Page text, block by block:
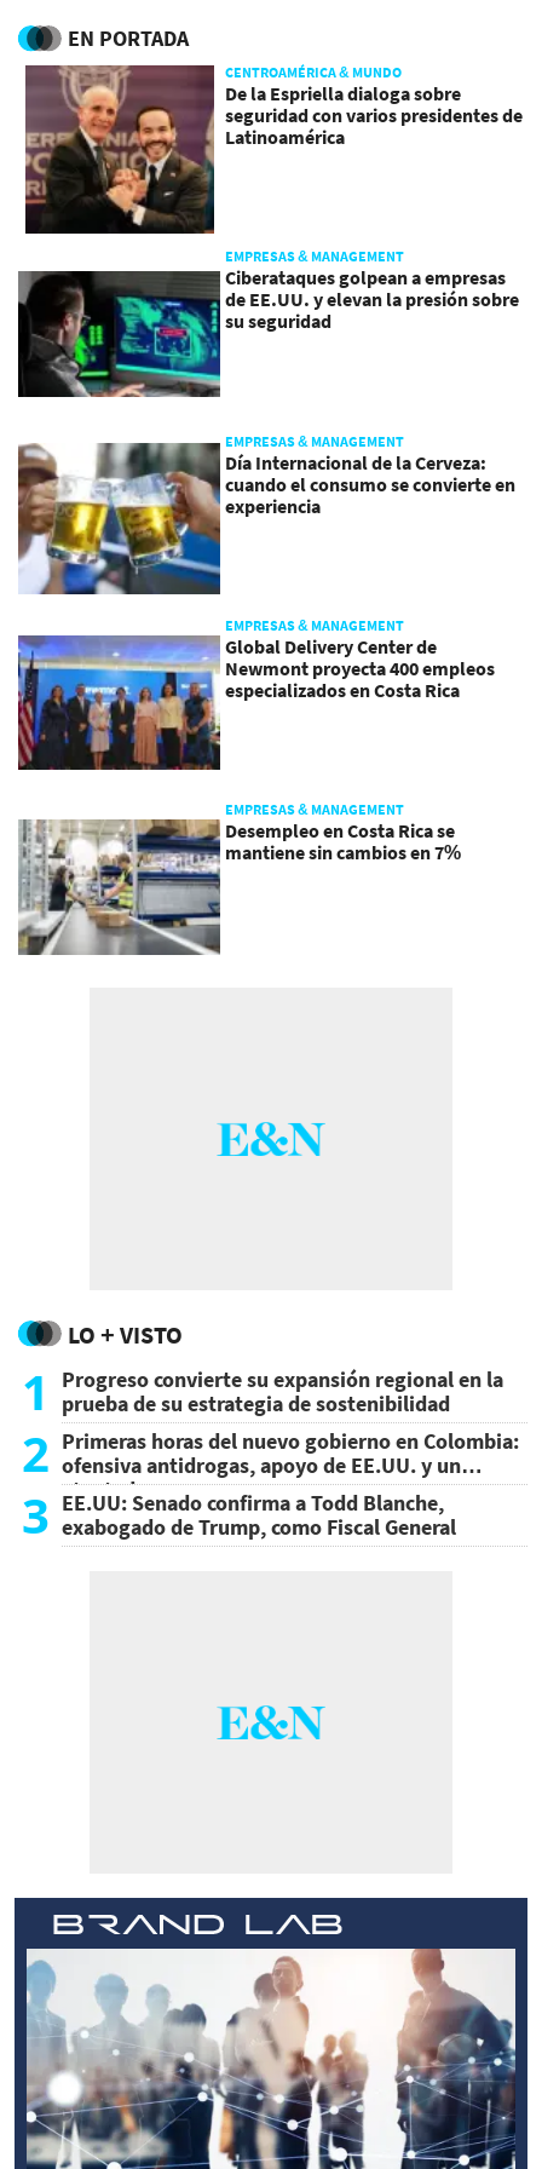
EN PORTADA
CENTROAMÉRICA & MUNDO
De la Espriella dialoga sobre
seguridad con varios presidentes de
Latinoamérica
EMPRESAS & MANAGEMENT
Ciberataques golpean a empresas
de EE.UU. y elevan la presión sobre
su seguridad
EMPRESAS & MANAGEMENT
Día Internacional de la Cerveza:
cuando el consumo se convierte en
experiencia
EMPRESAS & MANAGEMENT
Global Delivery Center de
Newmont proyecta 400 empleos
especializados en Costa Rica
EMPRESAS & MANAGEMENT
Desempleo en Costa Rica se
mantiene sin cambios en 7%
LO + VISTO
1
Progreso convierte su expansión regional en la
prueba de su estrategia de sostenibilidad
2 Primeras horas del nuevo gobierno en Colombia:
ofensiva antidrogas, apoyo de EE.UU. y un
atentado
3 EE.UU: Senado confirma a Todd Blanche,
exabogado de Trump, como Fiscal General